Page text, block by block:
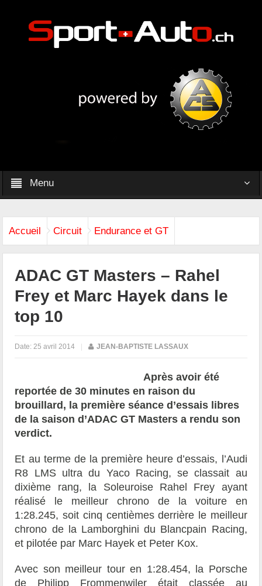
Menu
Accueil Circuit Endurance et GT
ADAC GT Masters – Rahel
Frey et Marc Hayek dans le
top 10
Date: 25 avril 2014 | JEAN-BAPTISTE LASSAUX
Après avoir été
reportée de 30 minutes en raison du
brouillard, la première séance d’essais libres
de la saison d’ADAC GT Masters a rendu son
verdict.
Et au terme de la première heure d’essais, l’Audi
R8 LMS ultra du Yaco Racing, se classait au
dixième rang, la Soleuroise Rahel Frey ayant
réalisé le meilleur chrono de la voiture en
1:28.245, soit cinq centièmes derrière le meilleur
chrono de la Lamborghini du Blancpain Racing,
et pilotée par Marc Hayek et Peter Kox.
Avec son meilleur tour en 1:28.454, la Porsche
de Philipp Frommenwiler était classée au